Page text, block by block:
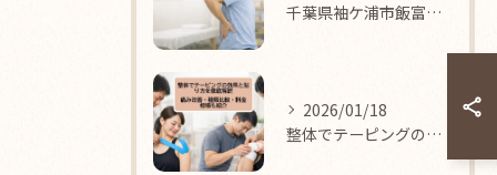
千葉県袖ケ浦市飯富エリアの整体で腰痛改善｜症状別おすすめ施術・料金相場
2026/01/18
整体でテーピングの効果と貼り方を徹底解説｜痛み改善・種類比較・料金相場も紹介